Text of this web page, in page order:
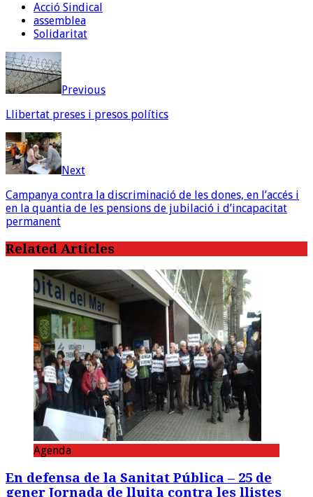
Acció Sindical
assemblea
Solidaritat
Previous
Llibertat preses i presos polítics
Next
Campanya contra la discriminació de les dones, en l’accés i
en la quantia de les pensions de jubilació i d’incapacitat
permanent
Related Articles
Agenda
En defensa de la Sanitat Pública – 25 de
gener Jornada de lluita contra les llistes